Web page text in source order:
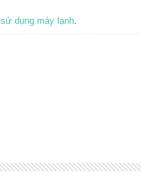
sử dụng máy lạnh